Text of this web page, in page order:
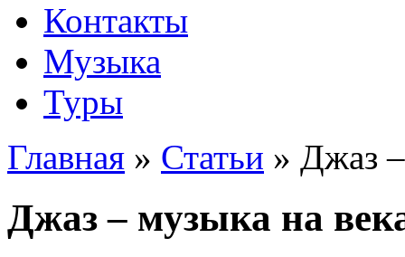
Контакты
Музыка
Туры
Главная » Статьи » Джаз
Джаз – музыка на